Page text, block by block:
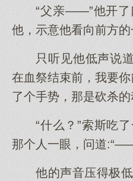
“父亲——”他开了
他，示意他看向前方的
只听见他低声说
在血祭结束前，我要
了个手势，那是砍杀的
“什么？”索斯吃
那个人一眼，问道
他的声音压得极